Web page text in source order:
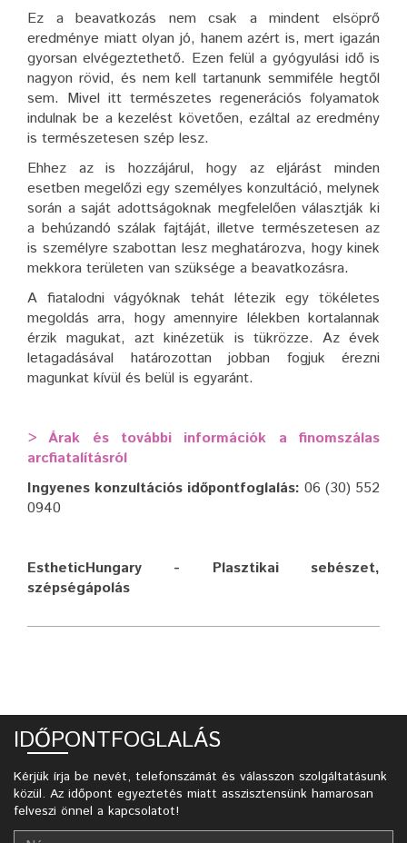
Ez a beavatkozás nem csak a mindent elsöprő
eredménye miatt olyan jó, hanem azért is, mert igazán
gyorsan elvégeztethető. Ezen felül a gyógyulási idő is
nagyon rövid, és nem kell tartanunk semmiféle hegtől
sem. Mivel itt természetes regenerációs folyamatok
indulnak be a kezelést követően, ezáltal az eredmény
is természetesen szép lesz.
Ehhez az is hozzájárul, hogy az eljárást minden
esetben megelőzi egy személyes konzultáció, melynek
során a saját adottságoknak megfelelően választják ki
a behúzandó szálak fajtáját, illetve természetesen az
is személyre szabottan lesz meghatározva, hogy kinek
mekkora területen van szüksége a beavatkozásra.
A fiatalodni vágyóknak tehát létezik egy tökéletes
megoldás arra, hogy amennyire lélekben kortalannak
érzik magukat, azt kinézetük is tükrözze. Az évek
letagadásával határozottan jobban fogjuk érezni
magunkat kívül és belül is egyaránt.
> Árak és további információk a finomszálas
arcfiatalításról
Ingyenes konzultációs időpontfoglalás: 06 (30) 552
0940
EstheticHungary - Plasztikai sebészet,
szépségápolás
IDŐPONTFOGLALÁS
Kérjük írja be nevét, telefonszámát és válasszon szolgáltatásunk
közül. Az időpont egyeztetés miatt asszisztensünk hamarosan
felveszi önnel a kapcsolatot!